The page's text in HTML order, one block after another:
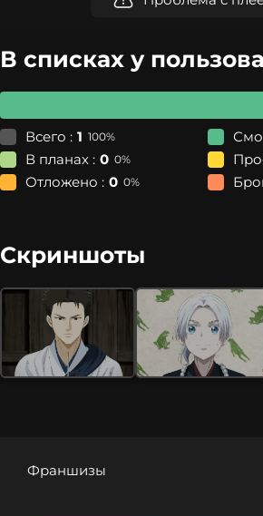
В списках у
Всего : 1 100%
В планах : 0 0%
Отложено : 0 0%
Скриншоты
Франшизы